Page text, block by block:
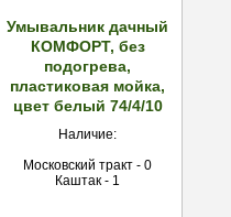
Умывальник дачный
КОМФОРТ, без
подогрева,
пластиковая мойка,
цвет белый 74/4/10
Наличие:
Московский тракт - 0
Каштак - 1